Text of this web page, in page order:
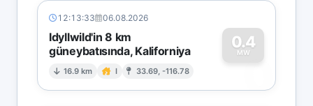
12:13:33 06.08.2026
Idyllwild'in 8 km
güneybatısında, Kaliforniya
16.9 km I 33.69, -116.78
0.4
MW
0